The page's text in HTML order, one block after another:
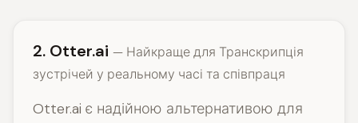
2. Otter.ai — Найкраще для Транскрипція
зустрічей у реальному часі та співпраця
Otter.ai є надійною альтернативою для